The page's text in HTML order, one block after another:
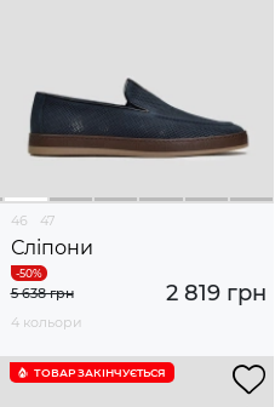
46 47
Сліпони
2 819 грн
5 638 грн
4 кольори
ТОВАР ЗАКІНЧУЄTЬСЯ